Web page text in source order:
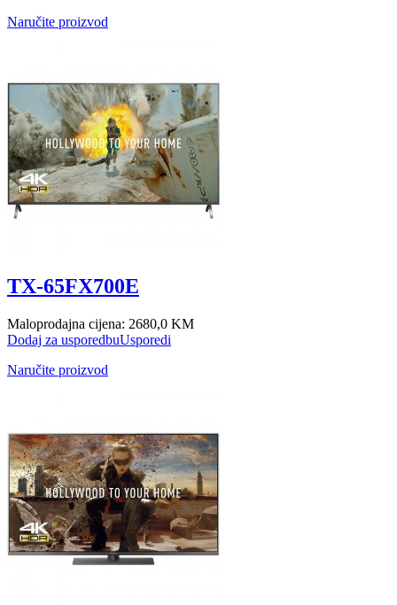
Naručite proizvod
TX-65FX700E
Maloprodajna cijena: 2680,0 KM
Dodaj za usporedbuUsporedi
Naručite proizvod